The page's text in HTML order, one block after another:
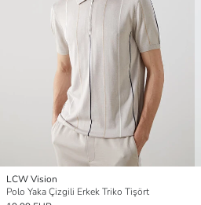
LCW Vision
Polo Yaka Çizgili Erkek Triko Tişört